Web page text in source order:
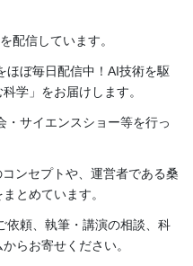
配信しています。
ほぼ毎日配信中！AI技術を駆
学」をお届けします。
サイエンスショー等を行っ
ンセプトや、運営者である桑
とめています。
依頼、執筆・講演の相談、科
らお寄せください。